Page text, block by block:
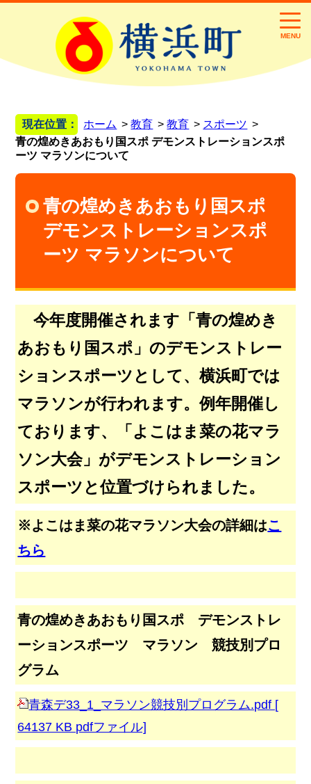
MENU
現在位置： ホーム 教育 教育
スポーツ
青の煌めきあおもり国スポ デモンストレーションスポ
ーツ マラソンについて
青の煌めきあおもり国スポ
デモンストレーションスポ
ーツ マラソンについて
今年度開催されます「青の煌めき
あおもり国スポ」のデモンストレー
ションスポーツとして、横浜町では
マラソンが行われます。例年開催し
ております、「よこはま菜の花マラ
ソン大会」がデモンストレーション
スポーツと位置づけられました。
※よこはま菜の花マラソン大会の詳細はこ
ちら
青の煌めきあおもり国スポ デモンストレ
ーションスポーツ マラソン 競技別プロ
グラム
青森デ33_1_マラソン競技別プログラム.pdf [
64137 KB pdfファイル]